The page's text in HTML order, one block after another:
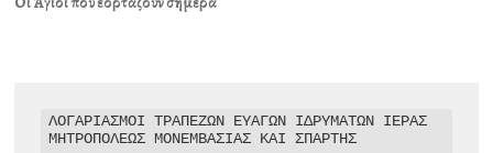
ΛΟΓΑΡΙΑΣΜΟΙ ΤΡΑΠΕΖΩΝ ΕΥΑΓΩΝ ΙΔΡΥΜΑΤΩΝ ΙΕΡΑΣ
ΜΗΤΡΟΠΟΛΕΩΣ ΜΟΝΕΜΒΑΣΙΑΣ ΚΑΙ ΣΠΑΡΤΗΣ